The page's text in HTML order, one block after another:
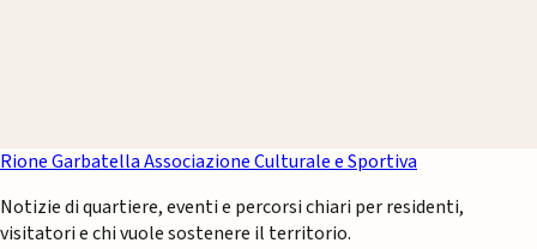
Rione GarbatellaAssociazione Culturale e Sportiva
Notizie di quartiere, eventi e percorsi chiari per residenti,
visitatori e chi vuole sostenere il territorio.